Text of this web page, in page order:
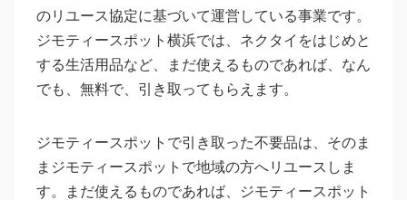
のリユース協定に基づいて運営している事業です。
ジモティースポット横浜では、ネクタイをはじめと
する生活用品など、まだ使えるものであれば、なん
でも、無料で、引き取ってもらえます。
ジモティースポットで引き取った不要品は、そのま
まジモティースポットで地域の方へリユースしま
す。まだ使えるものであれば、ジモティースポット